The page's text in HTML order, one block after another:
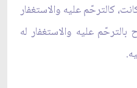
كالترحّم عليه والاستغفار
عليه والاستغفار له